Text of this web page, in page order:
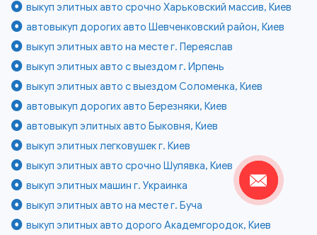
выкуп элитных авто срочно Харьковский массив, Киев
автовыкуп дорогих авто Шевченковский район, Киев
выкуп элитных авто на месте г. Переяслав
выкуп элитных авто с выездом г. Ирпень
выкуп элитных авто с выездом Соломенка, Киев
автовыкуп дорогих авто Березняки, Киев
автовыкуп элитных авто Быковня, Киев
выкуп элитных легковушек г. Киев
выкуп элитных авто срочно Шулявка, Киев
выкуп элитных машин г. Украинка
выкуп элитных авто на месте г. Буча
выкуп элитных авто дорого Академгородок, Киев